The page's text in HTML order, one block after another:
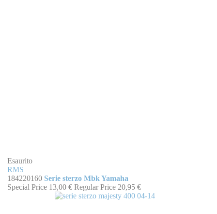
Esaurito
RMS
184220160 Serie sterzo Mbk Yamaha
Special Price 13,00 € Regular Price 20,95 €